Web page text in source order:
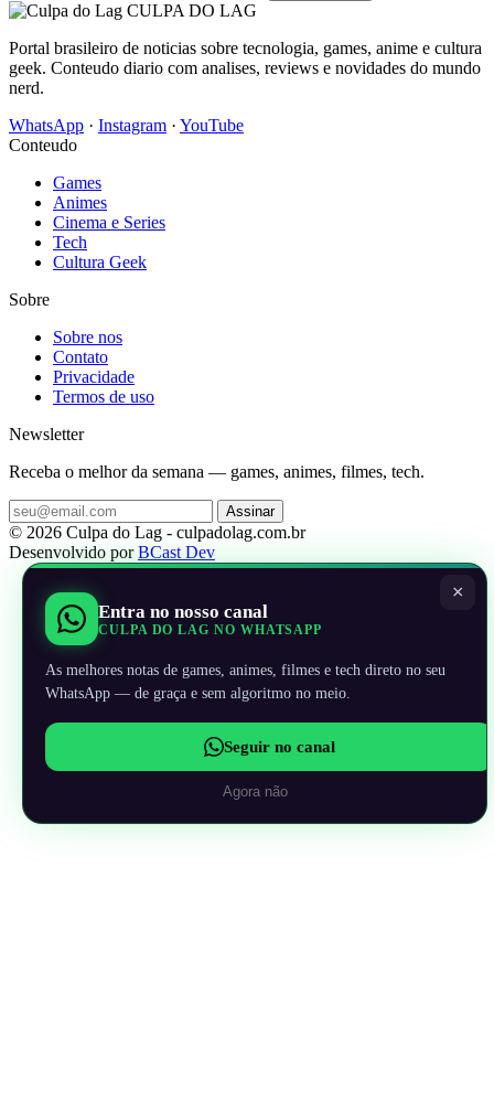
CULPA DO LAG
Portal brasileiro de noticias sobre tecnologia, games, anime e cultura
geek. Conteudo diario com analises, reviews e novidades do mundo
nerd.
WhatsApp · Instagram · YouTube
Conteudo
Games
Animes
Cinema e Series
Tech
Cultura Geek
Sobre
Sobre nos
Contato
Privacidade
Termos de uso
Newsletter
Receba o melhor da semana — games, animes, filmes, tech.
Assinar
© 2026 Culpa do Lag - culpadolag.com.br
Desenvolvido porBCast Dev
×
Entra no nosso canal
CULPA DO LAG NO WHATSAPP
As melhores notas de games, animes, filmes e tech direto no seu
WhatsApp — de graça e sem algoritmo no meio.
Seguir no canal
Agora não